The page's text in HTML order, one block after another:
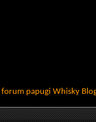
forum papugi Whisky